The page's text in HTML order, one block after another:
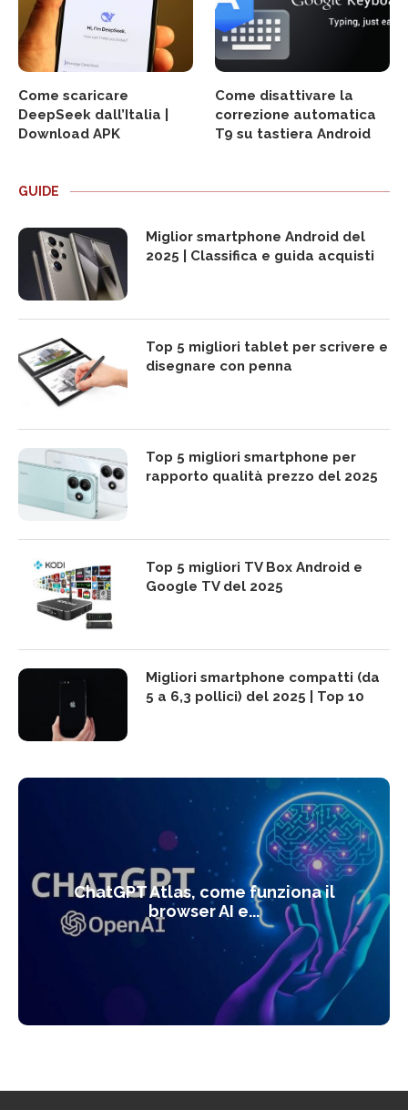
SEGUICI
I PIÙ LETTI
perché usarlo
disco e reinstallare
Windows
Come scaricare
Download APK
Come disattivare la
T9 su tastiera Android
Miglior smartphone Android del
2025 | Classifica e guida acquisti
Top 5 migliori tablet per scrivere e
disegnare con penna
Top 5 migliori smartphone per
rapporto qualità prezzo del 2025
Top 5 migliori TV Box Android e
Google TV del 2025